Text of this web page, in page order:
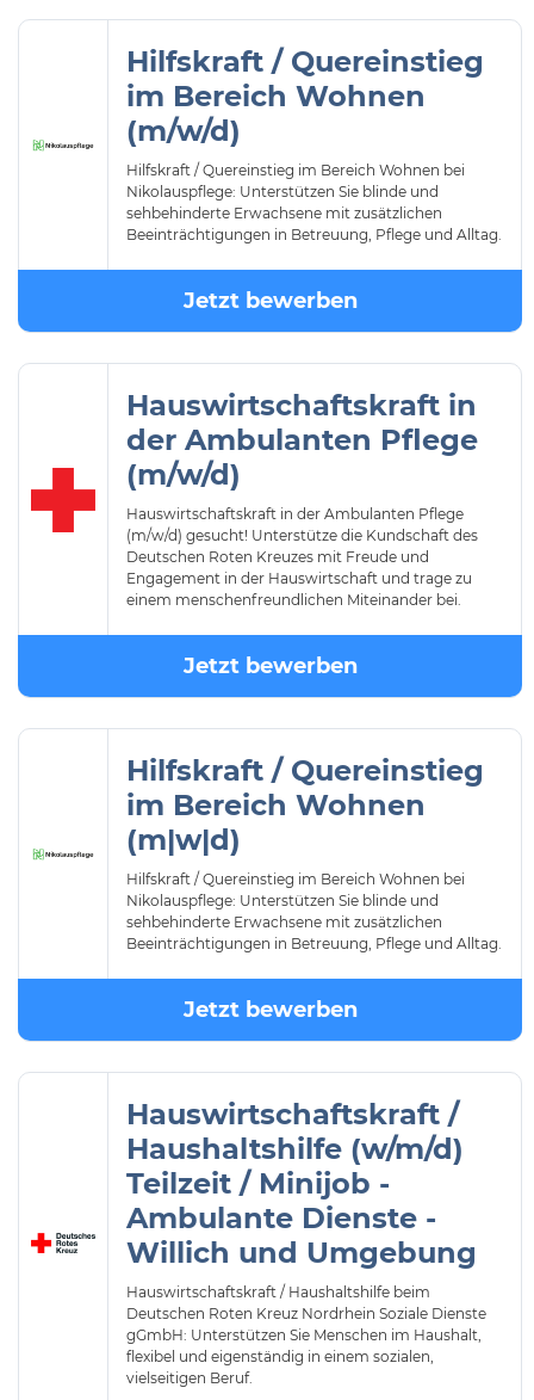
Hilfskraft / Quereinstieg
im Bereich Wohnen
(m/w/d)
Hilfskraft / Quereinstieg im Bereich Wohnen bei
Nikolauspflege: Unterstützen Sie blinde und
sehbehinderte Erwachsene mit zusätzlichen
Beeinträchtigungen in Betreuung, Pflege und Alltag.
Jetzt bewerben
Hauswirtschaftskraft in
der Ambulanten Pflege
(m/w/d)
Hauswirtschaftskraft in der Ambulanten Pflege
(m/w/d) gesucht! Unterstütze die Kundschaft des
Deutschen Roten Kreuzes mit Freude und
Engagement in der Hauswirtschaft und trage zu
einem menschenfreundlichen Miteinander bei.
Jetzt bewerben
Hilfskraft / Quereinstieg
im Bereich Wohnen
(m|w|d)
Hilfskraft / Quereinstieg im Bereich Wohnen bei
Nikolauspflege: Unterstützen Sie blinde und
sehbehinderte Erwachsene mit zusätzlichen
Beeinträchtigungen in Betreuung, Pflege und Alltag.
Jetzt bewerben
Hauswirtschaftskraft /
Haushaltshilfe (w/m/d)
Teilzeit / Minijob -
Ambulante Dienste -
Willich und Umgebung
Hauswirtschaftskraft / Haushaltshilfe beim
Deutschen Roten Kreuz Nordrhein Soziale Dienste
gGmbH: Unterstützen Sie Menschen im Haushalt,
flexibel und eigenständig in einem sozialen,
vielseitigen Beruf.